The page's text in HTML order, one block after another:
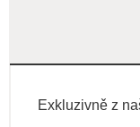
Exkluzivně z